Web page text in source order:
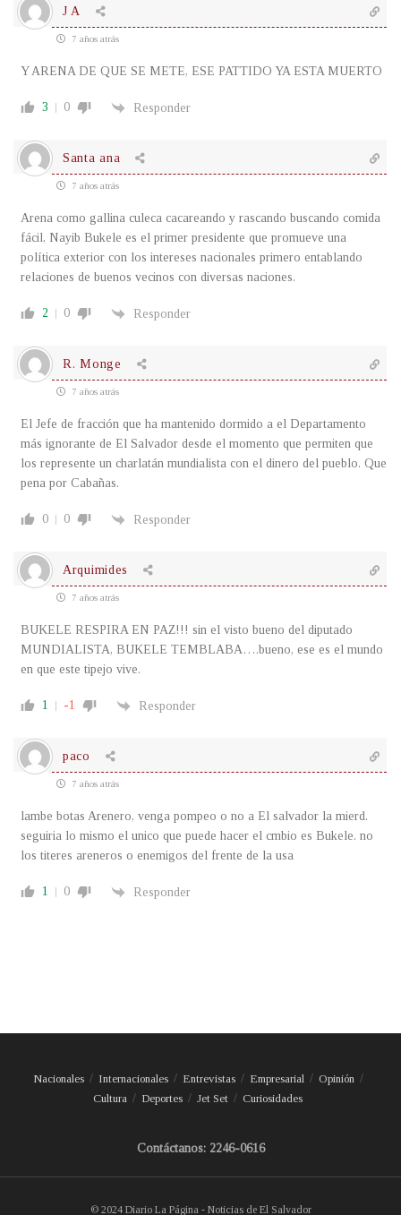
J A
7 años atrás
Y ARENA DE QUE SE METE, ESE PATTIDO YA ESTA MUERTO
3 0 Responder
Santa ana
7 años atrás
Arena como gallina culeca cacareando y rascando buscando comida
fácil, Nayib Bukele es el primer presidente que promueve una
política exterior con los intereses nacionales primero entablando
relaciones de buenos vecinos con diversas naciones.
2 0 Responder
R. Monge
7 años atrás
El Jefe de fracción que ha mantenido dormido a el Departamento
más ignorante de El Salvador desde el momento que permiten que
los represente un charlatán mundialista con el dinero del pueblo. Que
pena por Cabañas.
0 0 Responder
Arquimides
7 años atrás
BUKELE RESPIRA EN PAZ!!! sin el visto bueno del diputado
MUNDIALISTA, BUKELE TEMBLABA….bueno, ese es el mundo
en que este tipejo vive.
1 -1 Responder
paco
7 años atrás
lambe botas Arenero, venga pompeo o no a El salvador la mierd.
seguiria lo mismo el unico que puede hacer el cmbio es Bukele. no
los titeres areneros o enemigos del frente de la usa
1 0 Responder
Nacionales Internacionales Entrevistas Empresarial
Opinión
Cultura
Deportes Jet Set Curiosidades
Contáctanos: 2246-0616
© 2024 Diario La Página - Noticias de El Salvador